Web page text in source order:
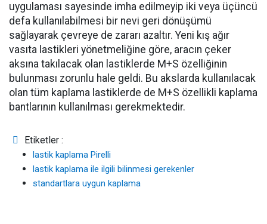
uygulaması sayesinde imha edilmeyip iki veya üçüncü
defa kullanılabilmesi bir nevi geri dönüşümü
sağlayarak çevreye de zararı azaltır. Yeni kış ağır
vasıta lastikleri yönetmeliğine göre, aracın çeker
aksına takılacak olan lastiklerde M+S özelliğinin
bulunması zorunlu hale geldi. Bu akslarda kullanılacak
olan tüm kaplama lastiklerde de M+S özellikli kaplama
bantlarının kullanılması gerekmektedir.
Etiketler :
lastik kaplama Pirelli
lastik kaplama ile ilgili bilinmesi gerekenler
standartlara uygun kaplama